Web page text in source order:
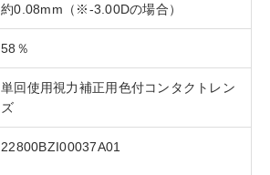
約0.08mm（※-3.00Dの場合）
58％
単回使用視力補正用色付コンタクトレン
ズ
22800BZI00037A01